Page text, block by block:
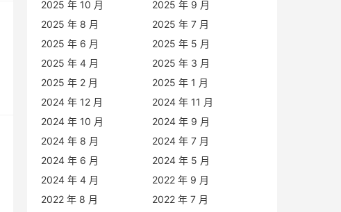
2025 年 10 月
2025 年 9 月
2025 年 8 月
2025 年 7 月
2025 年 6 月
2025 年 5 月
2025 年 4 月
2025 年 3 月
2025 年 2 月
2025 年 1 月
2024 年 12 月
2024 年 11 月
2024 年 10 月
2024 年 9 月
2024 年 8 月
2024 年 7 月
2024 年 6 月
2024 年 5 月
2024 年 4 月
2022 年 9 月
2022 年 8 月
2022 年 7 月